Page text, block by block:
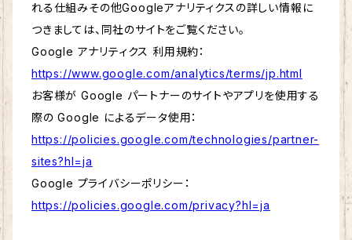
れる仕組みその他Googleアナリティクスの詳しい情報に
つきましては、同社のサイトをご覧ください。
Google アナリティクス 利用規約：
https://www.google.com/analytics/terms/jp.html
お客様が Google パートナーのサイトやアプリを使用する
際の Google によるデータ使用：
https://policies.google.com/technologies/partner-
sites?hl=ja
Google プライバシーポリシー：
https://policies.google.com/privacy?hl=ja